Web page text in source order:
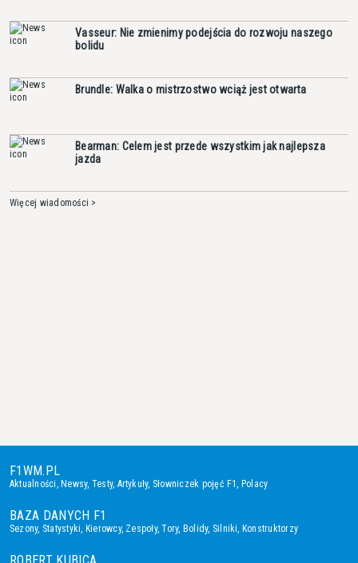
Vasseur: Nie zmienimy podejścia do rozwoju naszego
bolidu
Brundle: Walka o mistrzostwo wciąż jest otwarta
Bearman: Celem jest przede wszystkim jak najlepsza
jazda
Więcej wiadomości >
F1WM.PL
Aktualności, Newsy, Testy, Artykuły, Słowniczek pojęć F1, Polacy
BAZA DANYCH F1
Sezony, Statystyki, Kierowcy, Zespoły,Tory, Bolidy, Silniki, Konstruktorzy